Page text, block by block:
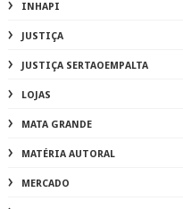
INHAPI
JUSTIÇA
JUSTIÇA SERTAOEMPALTA
LOJAS
MATA GRANDE
MATÉRIA AUTORAL
MERCADO